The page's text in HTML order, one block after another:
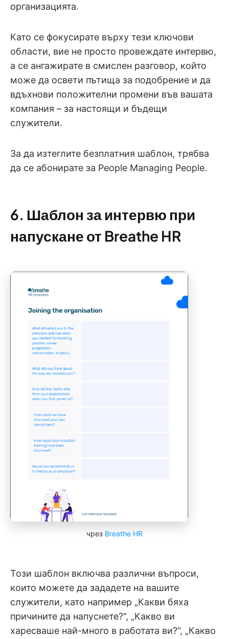
организацията.
Като се фокусирате върху тези ключови
области, вие не просто провеждате интервю,
а се ангажирате в смислен разговор, който
може да освети пътища за подобрение и да
вдъхнови положителни промени във вашата
компания – за настоящи и бъдещи
служители.
За да изтеглите безплатния шаблон, трябва
да се абонирате за People Managing People.
6. Шаблон за интервю при
напускане от Breathe HR
чрез Breathe HR
Този шаблон включва различни въпроси,
които можете да зададете на вашите
служители, като например „Какви бяха
причините да напуснете?“, „Какво ви
харесваше най-много в работата ви?“, „Какво